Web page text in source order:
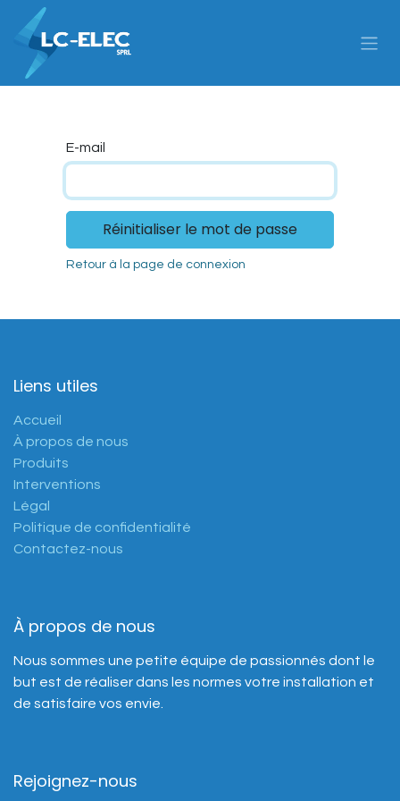
Se rendre au contenu
E-mail
Réinitialiser le mot de passe
Retour à la page de connexion
Liens utiles
Accueil
À propos de nous
Produits
Interventions
Légal
Politique de confidentialité
Contactez-nous
À propos de nous
Nous sommes une petite équipe de passionnés dont le
but est de réaliser dans les normes votre installation et
de satisfaire vos envie.
Rejoignez-nous